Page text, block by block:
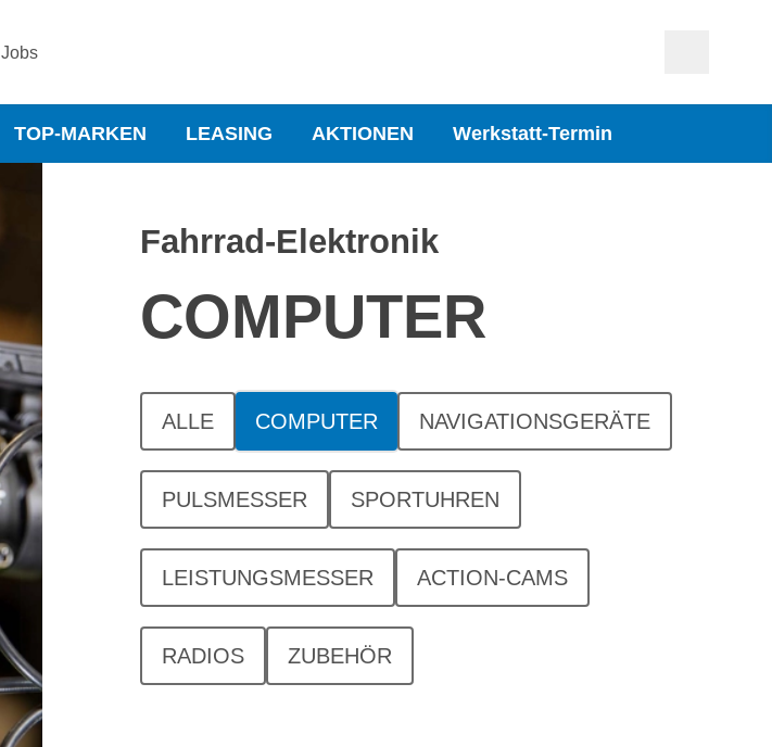
Jobs
TOP-MARKEN LEASING AKTIONEN Werkstatt-Termin
Fahrrad-Elektronik
COMPUTER
ALLE COMPUTER NAVIGATIONSGERÄTE
PULSMESSER SPORTUHREN
LEISTUNGSMESSER ACTION-CAMS
RADIOS ZUBEHÖR